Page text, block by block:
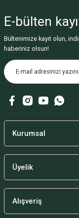
E-bülten
Bültenimize kayıt olun,
haberiniz olsun!
Kurumsal
Üyelik
Alışveriş